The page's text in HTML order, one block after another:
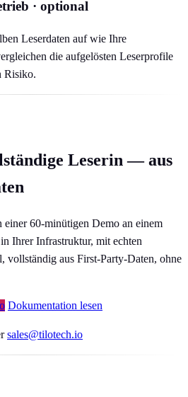
· optional
Leserdaten auf wie Ihre
die aufgelösten Leserprofile
Risiko.
Leserin — aus
60-minütigen Demo an einem
Ihrer Infrastruktur, mit echten
vollständig aus First-Party-Daten, ohne
Dokumentation lesen
sales@tilotech.io